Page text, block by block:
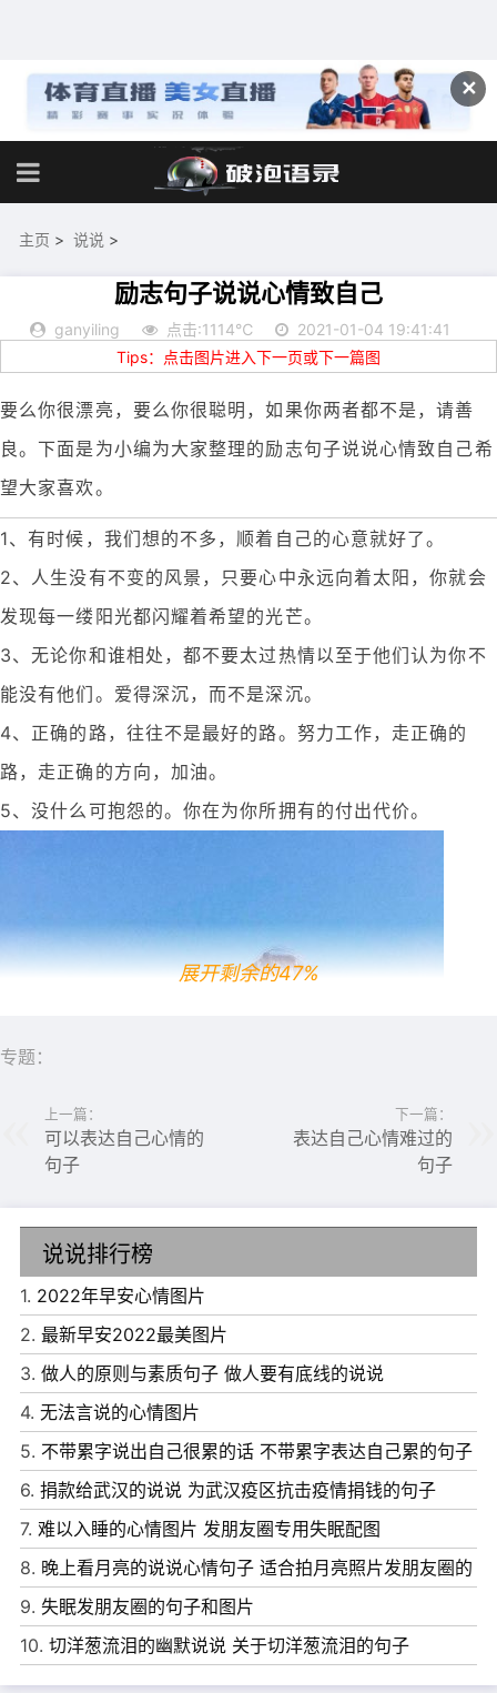
✕
主页 > 说说 >
励志句子说说心情致自己
ganyiling 点击:1114℃
2021-01-04 19:41:41
Tips：点击图片进入下一页或下一篇图
要么你很漂亮，要么你很聪明，如果你两者都不是，请善
良。下面是为小编为大家整理的励志句子说说心情致自己希
望大家喜欢。
1、有时候，我们想的不多，顺着自己的心意就好了。
2、人生没有不变的风景，只要心中永远向着太阳，你就会
发现每一缕阳光都闪耀着希望的光芒。
3、无论你和谁相处，都不要太过热情以至于他们认为你不
能没有他们。爱得深沉，而不是深沉。
4、正确的路，往往不是最好的路。努力工作，走正确的
路，走正确的方向，加油。
5、没什么可抱怨的。你在为你所拥有的付出代价。
6、愿你，早日遇见命中注定的那个人，早日在茫茫人海中
与那能毁掉你一生的人相遇。
7、生活中的一切只能被感觉到，不能被拥有。以一颗浏览
的心，t。
8、天空并不总是晴朗的，阳光也不总是灿烂的，所以偶尔
情绪崩溃也没什么不好。
9、总是带着最初的梦想，带着最初的自己，奔向更远的远
方。
10、青春是一本无法合上的书。人生是一条路，你一踏上就
无法回头。
展开剩余的47%
专题：
上一篇：
可以表达自己心情的
句子
下一篇：
表达自己心情难过的
句子
说说排行榜
1. 2022年早安心情图片
2. 最新早安2022最美图片
3. 做人的原则与素质句子 做人要有底线的说说
4. 无法言说的心情图片
5. 不带累字说出自己很累的话 不带累字表达自己累的句子
6. 捐款给武汉的说说 为武汉疫区抗击疫情捐钱的句子
7. 难以入睡的心情图片 发朋友圈专用失眠配图
8. 晚上看月亮的说说心情句子 适合拍月亮照片发朋友圈的
文案
9. 失眠发朋友圈的句子和图片
10. 切洋葱流泪的幽默说说 关于切洋葱流泪的句子